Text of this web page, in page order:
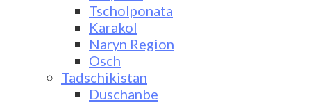
Tscholponata
Karakol
Naryn Region
Osch
Tadschikistan
Duschanbe